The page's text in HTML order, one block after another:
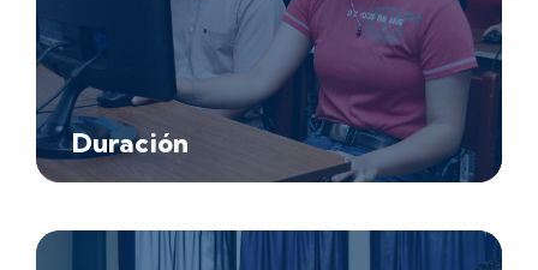
Duración